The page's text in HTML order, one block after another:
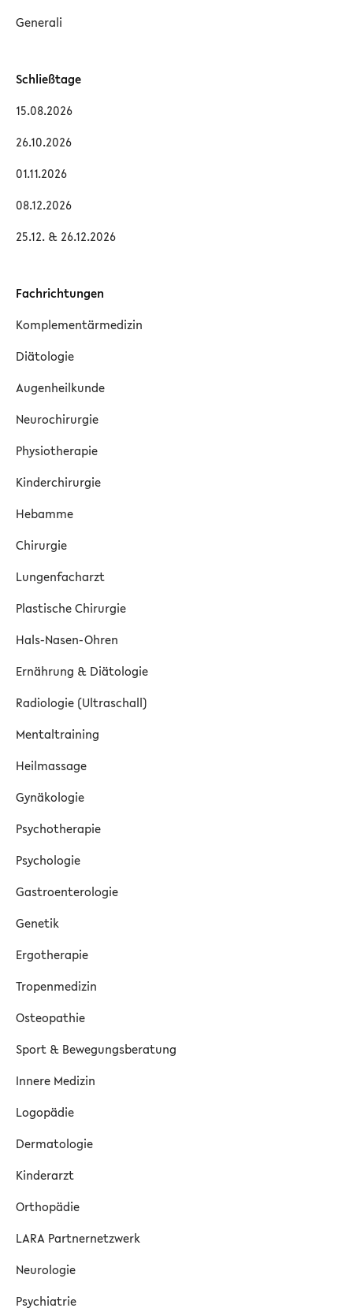
Generali
Schließtage
15.08.2026
26.10.2026
01.11.2026
08.12.2026
25.12. & 26.12.2026
Fachrichtungen
Komplementärmedizin
Diätologie
Augenheilkunde
Neurochirurgie
Physiotherapie
Kinderchirurgie
Hebamme
Chirurgie
Lungenfacharzt
Plastische Chirurgie
Hals-Nasen-Ohren
Ernährung & Diätologie
Radiologie (Ultraschall)
Mentaltraining
Heilmassage
Gynäkologie
Psychotherapie
Psychologie
Gastroenterologie
Genetik
Ergotherapie
Tropenmedizin
Osteopathie
Sport & Bewegungsberatung
Innere Medizin
Logopädie
Dermatologie
Kinderarzt
Orthopädie
LARA Partnernetzwerk
Neurologie
Psychiatrie